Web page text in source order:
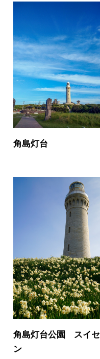
角島灯台
角島灯台公園 スイセ
ン